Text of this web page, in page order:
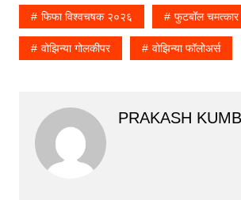
फिफा विश्वचषक २०२६ फुटबॉल चमत्कार
वोझिन्या गोलकीपर वोझिन्या फॉलोअर्स
PRAKASH